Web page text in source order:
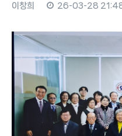
이창희 26-03-28
본문